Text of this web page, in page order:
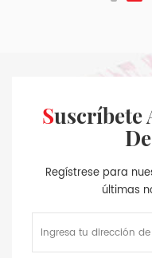
Suscríbete A Nuestro Boletín
Regístrese para
últimas